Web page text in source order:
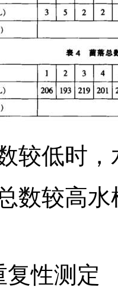
较低时
数较高
复性测定